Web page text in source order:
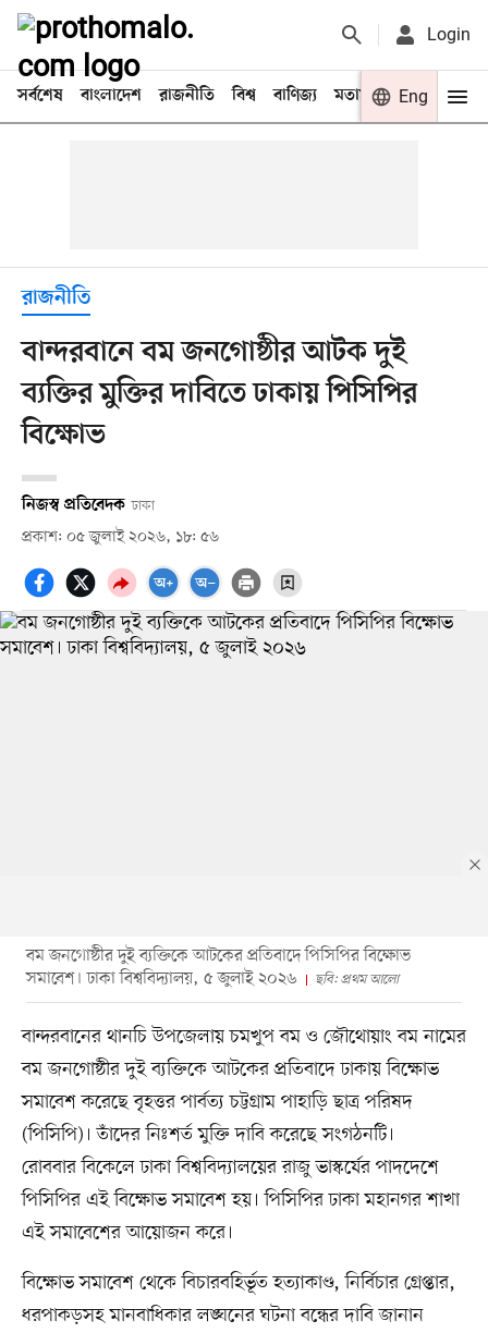
Login
সর্বশেষ বাংলাদেশ রাজনীতি বিশ্ব বাণিজ্য মতামত খেলা
Eng
রাজনীতি
বান্দরবানে বম জনগোষ্ঠীর আটক দুই
ব্যক্তির মুক্তির দাবিতে ঢাকায় পিসিপির
বিক্ষোভ
নিজস্ব প্রতিবেদক ঢাকা
প্রকাশ: ০৫ জুলাই ২০২৬, ১৮: ৫৬
বম জনগোষ্ঠীর দুই ব্যক্তিকে আটকের প্রতিবাদে পিসিপির বিক্ষোভ
সমাবেশ। ঢাকা বিশ্ববিদ্যালয়, ৫ জুলাই ২০২৬
ছবি: প্রথম আলো
বান্দরবানের থানচি উপজেলায় চমখুপ বম ও জৌথোয়াং বম নামের
বম জনগোষ্ঠীর দুই ব্যক্তিকে আটকের প্রতিবাদে ঢাকায় বিক্ষোভ
সমাবেশ করেছে বৃহত্তর পার্বত্য চট্টগ্রাম পাহাড়ি ছাত্র পরিষদ
(পিসিপি)। তাঁদের নিঃশর্ত মুক্তি দাবি করেছে সংগঠনটি।
রোববার বিকেলে ঢাকা বিশ্ববিদ্যালয়ের রাজু ভাস্কর্যের পাদদেশে
পিসিপির এই বিক্ষোভ সমাবেশ হয়। পিসিপির ঢাকা মহানগর শাখা
এই সমাবেশের আয়োজন করে।
বিক্ষোভ সমাবেশ থেকে বিচারবহির্ভূত হত্যাকাণ্ড, নির্বিচার গ্রেপ্তার,
ধরপাকড়সহ মানবাধিকার লঙ্ঘনের ঘটনা বন্ধের দাবি জানান